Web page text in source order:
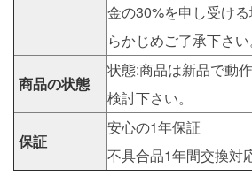
金の30%を申し受け
らかじめご了承下さい
商品の状態
状態:商品は新品で動
検討下さい。
保証
安心の1年保証
不具合品1年間交換対